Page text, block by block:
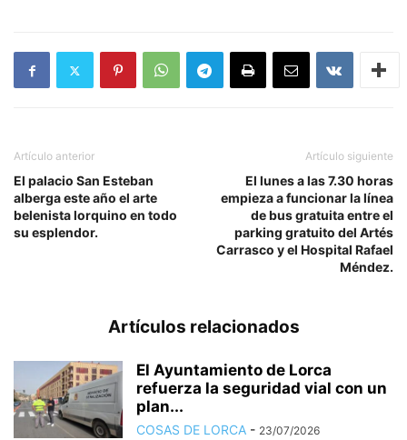
Artículo anterior
El palacio San Esteban
alberga este año el arte
belenista lorquino en todo
su esplendor.
Artículo siguiente
El lunes a las 7.30 horas
empieza a funcionar la línea
de bus gratuita entre el
parking gratuito del Artés
Carrasco y el Hospital Rafael
Méndez.
Artículos relacionados
El Ayuntamiento de Lorca
refuerza la seguridad vial con un
plan...
COSAS DE LORCA - 23/07/2026